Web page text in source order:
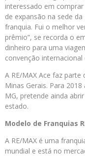
interessado em
de expansão na sede
franquia. Fui o melhor
prêmio”, se recorda o
dinheiro para uma
convenção internacional
A RE/MAX Ace faz
Minas Gerais. Para
MG, pretende ainda
estado.
Modelo de Franquias
A RE/MAX é uma
mundial e está no